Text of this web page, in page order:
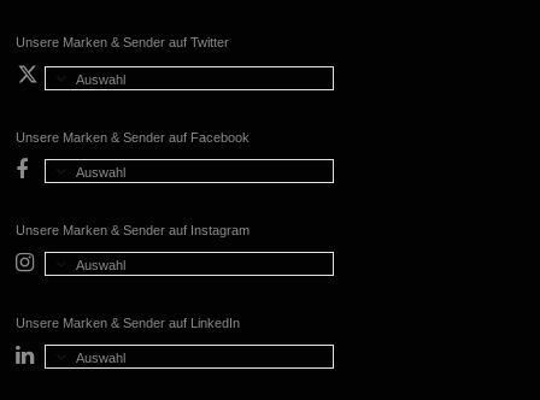
Unsere Marken & Sender auf Twitter
Auswahl
Unsere Marken & Sender auf Facebook
Auswahl
Unsere Marken & Sender auf Instagram
Auswahl
Unsere Marken & Sender auf LinkedIn
Auswahl